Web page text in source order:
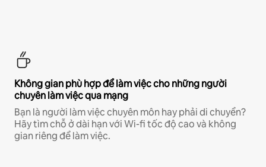
Không gian phù hợp để làm việc cho những người
chuyên làm việc qua mạng
Bạn là người làm việc chuyên môn hay phải di chuyển?
Hãy tìm chỗ ở dài hạn với Wi-fi tốc độ cao và không
gian riêng để làm việc.